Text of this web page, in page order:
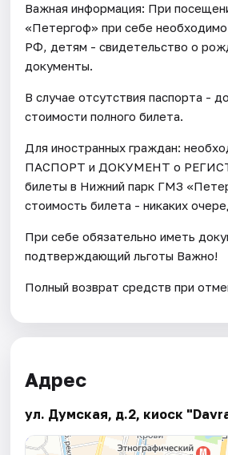
Важная информация: При
«Петергоф» при себе
РФ, детям - свидетельство о
документы.
В случае отсутствия паспорта -
стоимости полного билета.
Для иностранных граждан:
ПАСПОРТ и ДОКУМЕНТ о
билеты в Нижний парк ГМЗ
стоимость билета - никаких
При себе обязательно иметь
подтверждающий льготы Важно!
Полный возврат средств при
Адрес
ул. Думская, д.2, киоск